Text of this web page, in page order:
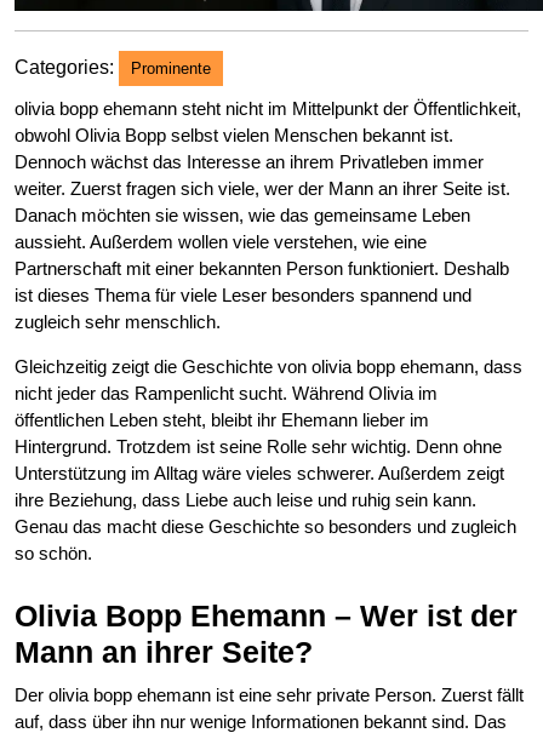
Categories: Prominente
olivia bopp ehemann steht nicht im Mittelpunkt der Öffentlichkeit,
obwohl Olivia Bopp selbst vielen Menschen bekannt ist.
Dennoch wächst das Interesse an ihrem Privatleben immer
weiter. Zuerst fragen sich viele, wer der Mann an ihrer Seite ist.
Danach möchten sie wissen, wie das gemeinsame Leben
aussieht. Außerdem wollen viele verstehen, wie eine
Partnerschaft mit einer bekannten Person funktioniert. Deshalb
ist dieses Thema für viele Leser besonders spannend und
zugleich sehr menschlich.
Gleichzeitig zeigt die Geschichte von olivia bopp ehemann, dass
nicht jeder das Rampenlicht sucht. Während Olivia im
öffentlichen Leben steht, bleibt ihr Ehemann lieber im
Hintergrund. Trotzdem ist seine Rolle sehr wichtig. Denn ohne
Unterstützung im Alltag wäre vieles schwerer. Außerdem zeigt
ihre Beziehung, dass Liebe auch leise und ruhig sein kann.
Genau das macht diese Geschichte so besonders und zugleich
so schön.
Olivia Bopp Ehemann – Wer ist der
Mann an ihrer Seite?
Der olivia bopp ehemann ist eine sehr private Person. Zuerst fällt
auf, dass über ihn nur wenige Informationen bekannt sind. Das